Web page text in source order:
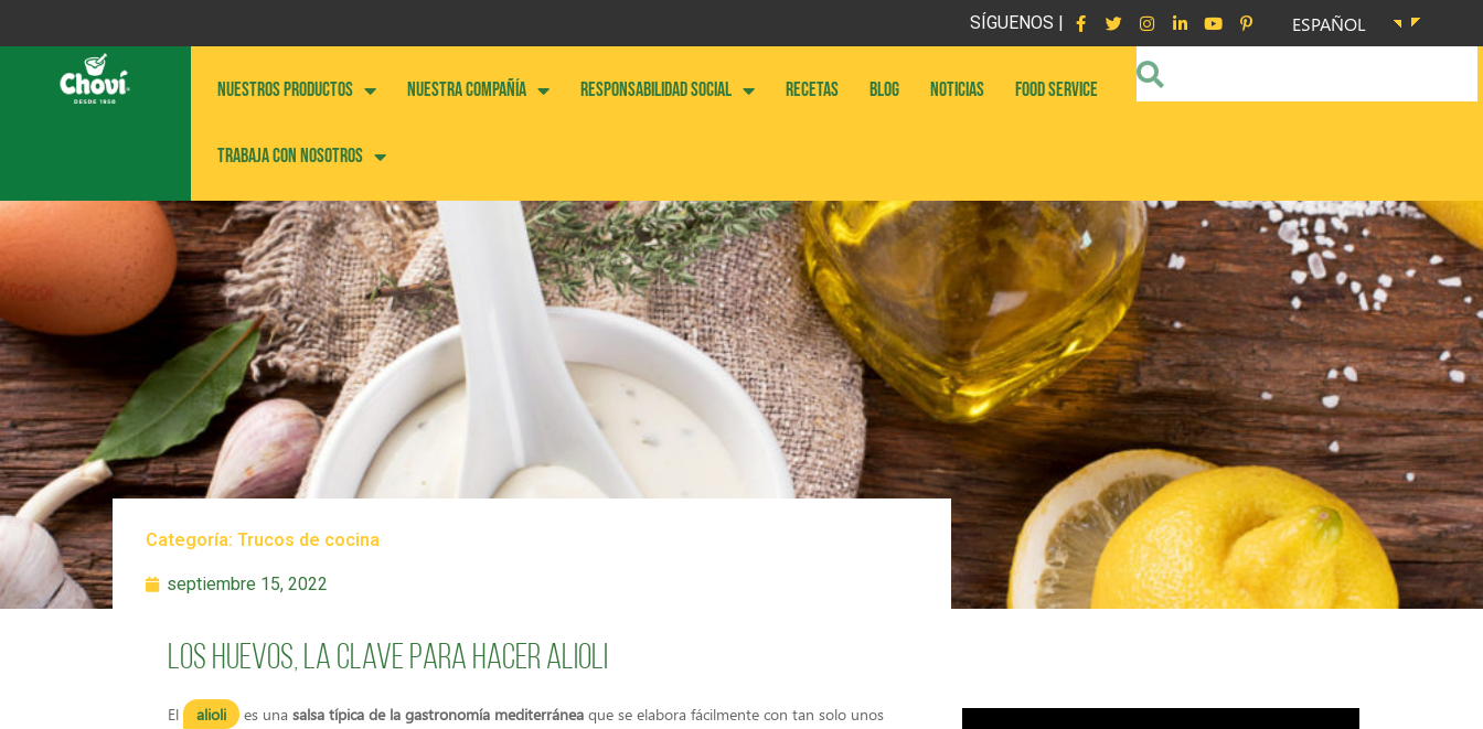
SÍGUENOS | ESPAÑOL
NUESTROS PRODUCTOS NUESTRA COMPAÑÍA RESPONSABILIDAD SOCIAL RECETAS BLOG NOTICIAS FOOD SERVICE
Trabaja con nosotros
Categoría: Trucos de cocina
septiembre 15, 2022
Los huevos, la clave para hacer alioli
El alioli es una salsa típica de la gastronomía mediterránea que se elabora fácilmente con tan solo unos